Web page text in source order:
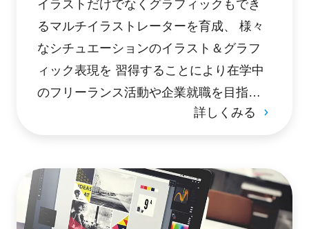
イラストだけでなくグラフィックもでき
るマルチイラストレーターを育成、 様々
なシチュエーションのイラスト＆グラフ
ィック表現を 習得することにより在学中
のフリーランス活動や企業就職を目指
詳しくみる